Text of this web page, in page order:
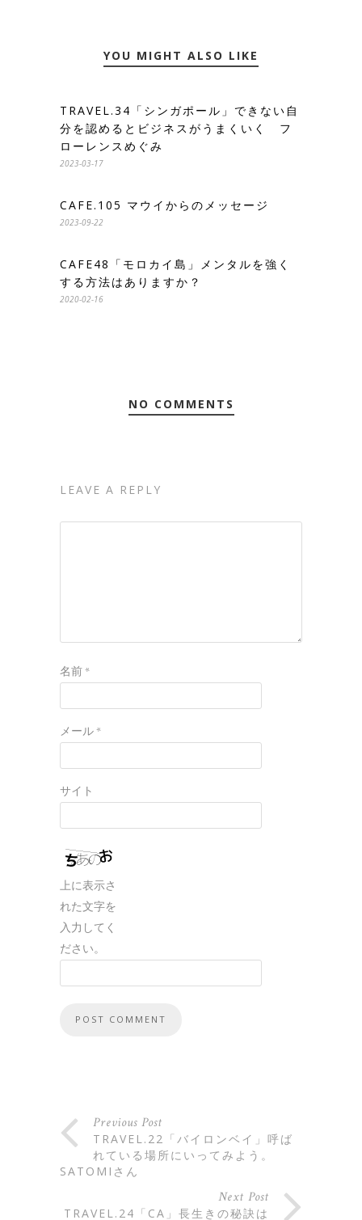
YOU MIGHT ALSO LIKE
TRAVEL.34「シンガポール」できない自
分を認めるとビジネスがうまくいく フ
ローレンスめぐみ
2023-03-17
CAFE.105 マウイからのメッセージ
2023-09-22
CAFE48「モロカイ島」メンタルを強く
する方法はありますか？
2020-02-16
NO COMMENTS
LEAVE A REPLY
名前*
メール*
サイト
上に表示さ
れた文字を
入力してく
ださい。
Previous Post
TRAVEL.22「バイロンベイ」呼ば
れている場所にいってみよう。
SATOMIさん
Next Post
TRAVEL.24「CA」長生きの秘訣は